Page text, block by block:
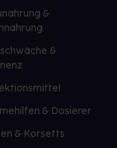
&
&
& Dosierer
& Korsetts